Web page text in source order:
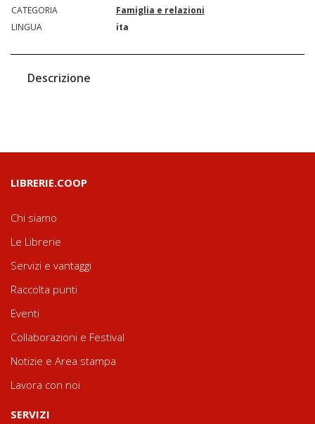
CATEGORIA
Famiglia e relazioni
LINGUA
ita
Descrizione
LIBRERIE.COOP
Chi siamo
Le Librerie
Servizi e vantaggi
Raccolta punti
Eventi
Collaborazioni e Festival
Notizie e Area stampa
Lavora con noi
SERVIZI